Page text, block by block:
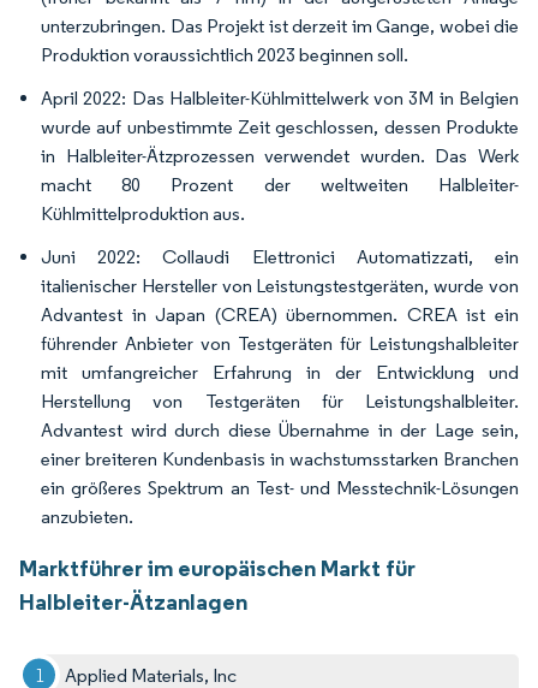
unterzubringen. Das Projekt ist derzeit im Gange, wobei die
Produktion voraussichtlich 2023 beginnen soll.
April 2022: Das Halbleiter-Kühlmittelwerk von 3M in Belgien
wurde auf unbestimmte Zeit geschlossen, dessen Produkte
in Halbleiter-Ätzprozessen verwendet wurden. Das Werk
macht 80 Prozent der weltweiten Halbleiter-
Kühlmittelproduktion aus.
Juni 2022: Collaudi Elettronici Automatizzati, ein
italienischer Hersteller von Leistungstestgeräten, wurde von
Advantest in Japan (CREA) übernommen. CREA ist ein
führender Anbieter von Testgeräten für Leistungshalbleiter
mit umfangreicher Erfahrung in der Entwicklung und
Herstellung von Testgeräten für Leistungshalbleiter.
Advantest wird durch diese Übernahme in der Lage sein,
einer breiteren Kundenbasis in wachstumsstarken Branchen
ein größeres Spektrum an Test- und Messtechnik-Lösungen
anzubieten.
Marktführer im europäischen Markt für
Halbleiter-Ätzanlagen
Applied Materials, Inc